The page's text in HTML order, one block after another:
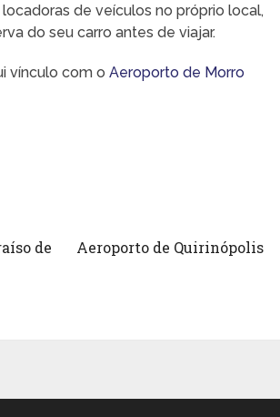
de veículos no próprio local,
do seu carro antes de viajar.
vínculo com oAeroporto de Morro
de
Aeroporto de Quirinópolis